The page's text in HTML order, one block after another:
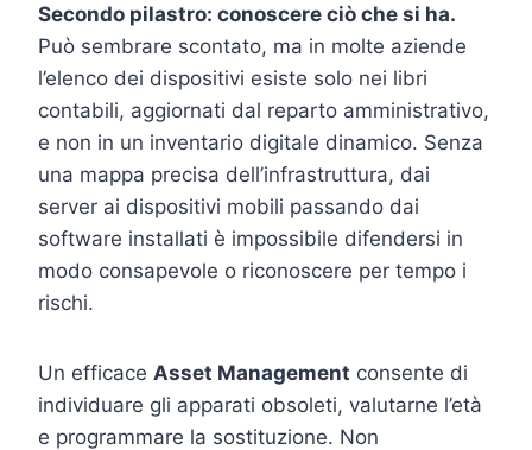
Secondo pilastro: conoscere ciò che si ha.
Può sembrare scontato, ma in molte aziende
l’elenco dei dispositivi esiste solo nei libri
contabili, aggiornati dal reparto amministrativo,
e non in un inventario digitale dinamico. Senza
una mappa precisa dell’infrastruttura, dai
server ai dispositivi mobili passando dai
software installati è impossibile difendersi in
modo consapevole o riconoscere per tempo i
rischi.
Un efficace Asset Management consente di
individuare gli apparati obsoleti, valutarne l’età
e programmare la sostituzione. Non